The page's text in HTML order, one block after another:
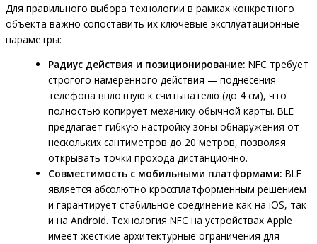
Для правильного выбора технологии в рамках конкретного
объекта важно сопоставить их ключевые эксплуатационные
параметры:
Радиус действия и позиционирование: NFC требует
строгого намеренного действия — поднесения
телефона вплотную к считывателю (до 4 см), что
полностью копирует механику обычной карты. BLE
предлагает гибкую настройку зоны обнаружения от
нескольких сантиметров до 20 метров, позволяя
открывать точки прохода дистанционно.
Совместимость с мобильными платформами: BLE
является абсолютно кроссплатформенным решением
и гарантирует стабильное соединение как на iOS, так
и на Android. Технология NFC на устройствах Apple
имеет жесткие архитектурные ограничения для